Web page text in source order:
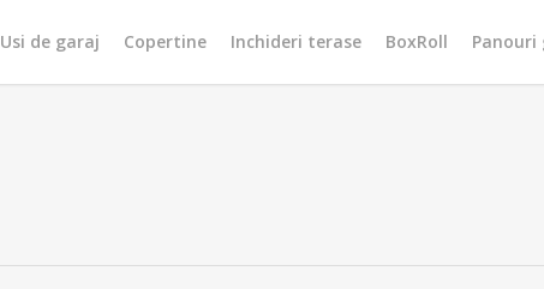
Usi de garaj Copertine Inchideri terase BoxRoll Panouri